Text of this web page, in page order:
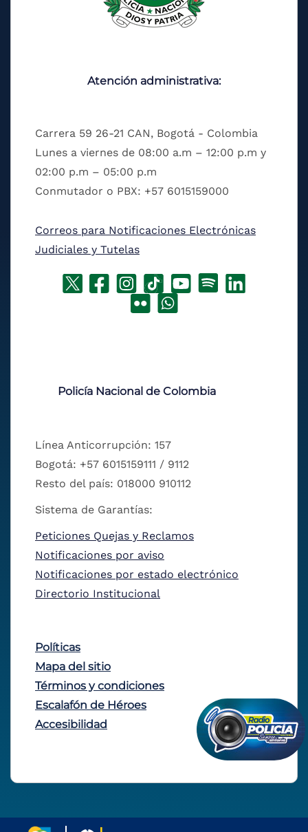
Atención administrativa:
Carrera 59 26-21 CAN, Bogotá - Colombia
Lunes a viernes de 08:00 a.m – 12:00 p.m y
02:00 p.m – 05:00 p.m
Conmutador o PBX: +57 6015159000
Correos para Notificaciones Electrónicas
Judiciales y Tutelas
Policía Nacional de Colombia
Línea Anticorrupción: 157
Bogotá: +57 6015159111 / 9112
Resto del país: 018000 910112
Sistema de Garantías:
Peticiones Quejas y Reclamos
Notificaciones por aviso
Notificaciones por estado electrónico
Directorio Institucional
Políticas
Mapa del sitio
Términos y condiciones
Escalafón de Héroes
Accesibilidad